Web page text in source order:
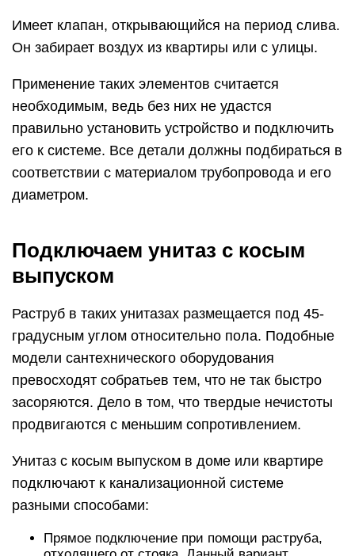
Имеет клапан, открывающийся на период слива.
Он забирает воздух из квартиры или с улицы.
Применение таких элементов считается
необходимым, ведь без них не удастся
правильно установить устройство и подключить
его к системе. Все детали должны подбираться в
соответствии с материалом трубопровода и его
диаметром.
Подключаем унитаз с косым
выпуском
Раструб в таких унитазах размещается под 45-
градусным углом относительно пола. Подобные
модели сантехнического оборудования
превосходят собратьев тем, что не так быстро
засоряются. Дело в том, что твердые нечистоты
продвигаются с меньшим сопротивлением.
Унитаз с косым выпуском в доме или квартире
подключают к канализационной системе
разными способами:
Прямое подключение при помощи раструба,